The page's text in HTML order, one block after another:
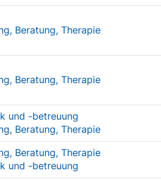
Beratung, Therapie
Beratung, Therapie
und -betreuung
Beratung, Therapie
Beratung, Therapie
und -betreuung